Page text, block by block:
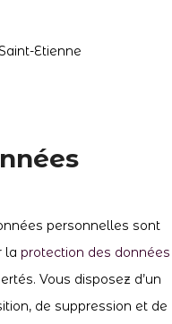
Etienne
personnelles sont
la protection des données
Vous disposez d’un
de suppression et de